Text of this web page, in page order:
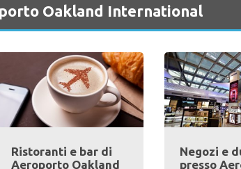
Oakland International
Ristoranti e bar di
Aeroporto Oakland
Negozi e
presso